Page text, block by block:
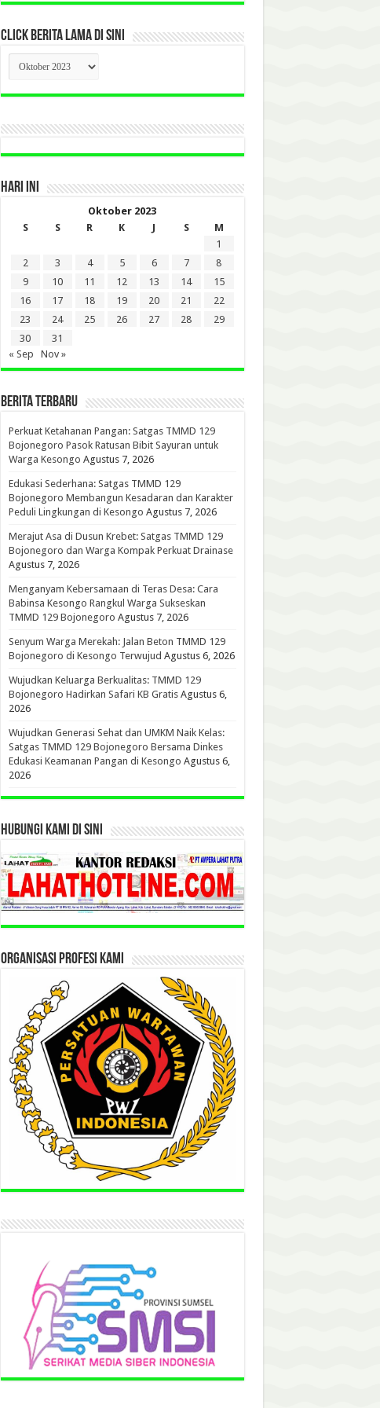
CLICK BERITA LAMA DI SINI
CLICK
BERITA
LAMA
DI
HARI INI
Oktober 2023
S
S R K J S
M
1
2
3 4 5 6 7
8
9
10 11 12 13 14
15
16
17 18 19 20 21
22
23
24 25 26 27 28
29
30
31
« Sep
Nov »
BERITA TERBARU
Perkuat Ketahanan Pangan: Satgas TMMD 129
Bojonegoro Pasok Ratusan Bibit Sayuran untuk
Warga Kesongo Agustus 7, 2026
Edukasi Sederhana: Satgas TMMD 129
Bojonegoro Membangun Kesadaran dan Karakter
Peduli Lingkungan di Kesongo Agustus 7, 2026
Merajut Asa di Dusun Krebet: Satgas TMMD 129
Bojonegoro dan Warga Kompak Perkuat Drainase
Agustus 7, 2026
Menganyam Kebersamaan di Teras Desa: Cara
Babinsa Kesongo Rangkul Warga Sukseskan
TMMD 129 Bojonegoro Agustus 7, 2026
Senyum Warga Merekah: Jalan Beton TMMD 129
Bojonegoro di Kesongo Terwujud Agustus 6, 2026
Wujudkan Keluarga Berkualitas: TMMD 129
Bojonegoro Hadirkan Safari KB Gratis Agustus 6,
2026
Wujudkan Generasi Sehat dan UMKM Naik Kelas:
Satgas TMMD 129 Bojonegoro Bersama Dinkes
Edukasi Keamanan Pangan di Kesongo Agustus 6,
2026
HUBUNGI KAMI DI SINI
ORGANISASI PROFESI KAMI